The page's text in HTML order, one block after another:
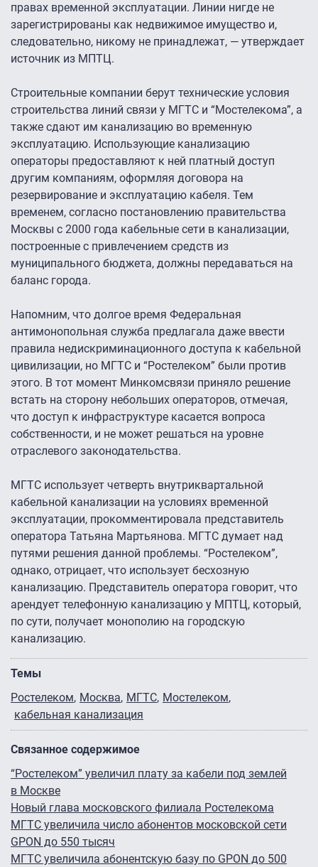
правах временной эксплуатации. Линии нигде не
зарегистрированы как недвижимое имущество и,
следовательно, никому не принадлежат, — утверждает
источник из МПТЦ.
Строительные компании берут технические условия
строительства линий связи у МГТС и “Мостелекома”, а
также сдают им канализацию во временную
эксплуатацию. Использующие канализацию
операторы предоставляют к ней платный доступ
другим компаниям, оформляя договора на
резервирование и эксплуатацию кабеля. Тем
временем, согласно постановлению правительства
Москвы с 2000 года кабельные сети в канализации,
построенные с привлечением средств из
муниципального бюджета, должны передаваться на
баланс города.
Напомним, что долгое время Федеральная
антимонопольная служба предлагала даже ввести
правила недискриминационного доступа к кабельной
цивилизации, но МГТС и “Ростелеком” были против
этого. В тот момент Минкомсвязи приняло решение
встать на сторону небольших операторов, отмечая,
что доступ к инфраструктуре касается вопроса
собственности, и не может решаться на уровне
отраслевого законодательства.
МГТС использует четверть внутриквартальной
кабельной канализации на условиях временной
эксплуатации, прокомментировала представитель
оператора Татьяна Мартьянова. МГТС думает над
путями решения данной проблемы. “Ростелеком”,
однако, отрицает, что использует бесхозную
канализацию. Представитель оператора говорит, что
арендует телефонную канализацию у МПТЦ, который,
по сути, получает монополию на городскую
канализацию.
Темы
Ростелеком Москва МГТС Мостелеком
кабельная канализация
Связанное содержимое
“Ростелеком” увеличил плату за кабели под землей
в Москве
Новый глава московского филиала Ростелекома
МГТС увеличила число абонентов московской сети
GPON до 550 тысяч
МГТС увеличила абонентскую базу по GPON до 500